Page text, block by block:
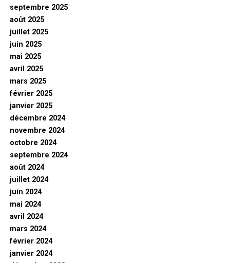
septembre 2025
août 2025
juillet 2025
juin 2025
mai 2025
avril 2025
mars 2025
février 2025
janvier 2025
décembre 2024
novembre 2024
octobre 2024
septembre 2024
août 2024
juillet 2024
juin 2024
mai 2024
avril 2024
mars 2024
février 2024
janvier 2024